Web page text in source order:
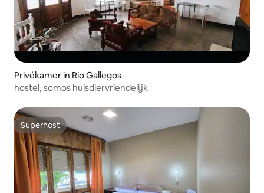
Privékamer in Rio Gallegos
hostel, somos huisdiervriendelijk
Superhost
Superhost